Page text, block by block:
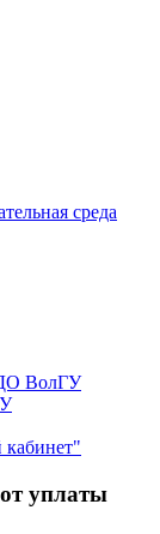
среда
уплаты